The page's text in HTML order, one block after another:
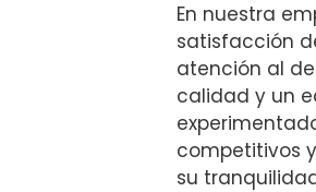
En nuestra
satisfacción
atención al
calidad y un
competitivos
su